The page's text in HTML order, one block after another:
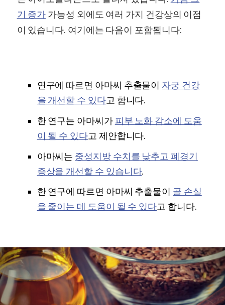
기 증가 가능성 외에도 여러 가지 건강상의 이점
이 있습니다. 여기에는 다음이 포함됩니다:
연구에 따르면 아마씨 추출물이 자궁 건강
을 개선할 수 있다고 합니다.
한 연구는 아마씨가 피부 노화 감소에 도움
이 될 수 있다고 제안합니다.
아마씨는 중성지방 수치를 낮추고 폐경기
증상을 개선할 수 있습니다.
한 연구에 따르면 아마씨 추출물이 골 손실
을 줄이는 데 도움이 될 수 있다고 합니다.